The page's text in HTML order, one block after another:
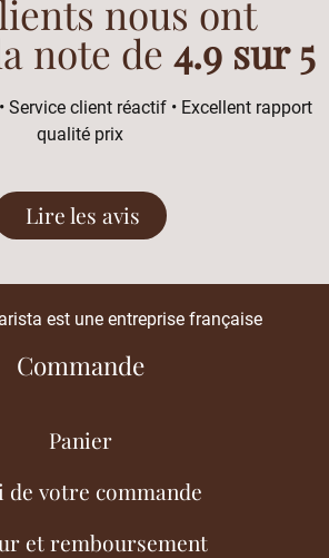
nous ont
note de 4.9 sur 5
Service client réactif • Excellent rapport
qualité prix
Lire les avis
est une entreprise française
Commande
Panier
de votre commande
et remboursement